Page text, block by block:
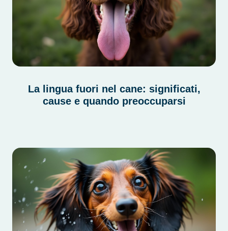
La lingua fuori nel cane: significati,
cause e quando preoccuparsi